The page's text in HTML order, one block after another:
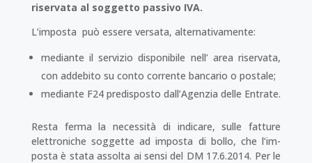
riservata al soggetto passivo IVA.
L’imposta può essere versata, alternativamente:
mediante il servizio disponibile nell’ area riservata,
con addebito su conto corrente bancario o postale;
mediante F24 predisposto dall’Agenzia delle Entrate.
Resta ferma la necessità di indicare, sulle fatture
elettroniche soggette ad imposta di bollo, che l’im­
posta è stata assolta ai sensi del DM 17.6.2014. Per le